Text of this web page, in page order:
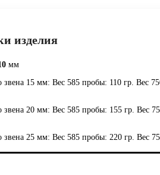
изделия
мм
звена 15 мм: Вес 585 пробы: 110 гр. Вес
звена 20 мм: Вес 585 пробы: 155 гр. Вес
звена 25 мм: Вес 585 пробы: 220 гр. Вес